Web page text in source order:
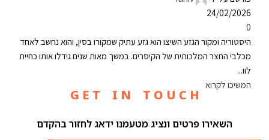
24/02/2026
0
היסטוריה ומקור הגזע השיצו הוא גזע עתיק שמקורו בסין, והוא נחשב לאחד
מכלבי החצר המלכותית של הקיסרים. במשך מאות שנים גידלו אותו כחיית
לוו...
המשיכו לקרוא
G E T I N T O U C H
השאירו פרטים ונציג מטעמנו ידאג לחזור בהקדם